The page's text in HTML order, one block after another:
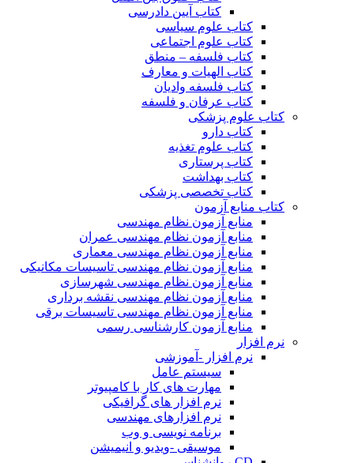
کتاب آیین دادرسی
کتاب علوم سیاسی
کتاب علوم اجتماعی
کتاب فلسفه – منطق
کتاب الهیات و معارف
کتاب فلسفه وادیان
کتاب عرفان و فلسفه
کتاب علوم پزشکی
کتاب دارو
کتاب علوم تغذیه
کتاب پرستاری
کتاب بهداشت
کتاب تخصصی پزشکی
کتاب منابع آزمون
منابع آزمون نظام مهندسی
منابع آزمون نظام مهندسی عمران
منابع آزمون نظام مهندسی معماری
منابع آزمون نظام مهندسی تاسیسات مکانیکی
منابع آزمون نظام مهندسی شهرسازی
منابع آزمون نظام مهندسی نقشه برداری
منابع آزمون نظام مهندسی تاسیسات برقی
منابع آزمون کارشناسی رسمی
نرم افزار
نرم افزار -آموزشی
سیستم عامل
مهارت های کار با کامپیوتر
نرم افزار های گرافیکی
نرم افزارهای مهندسی
برنامه نویسی و وب
موسیقی -ویدیو و انیمیشن